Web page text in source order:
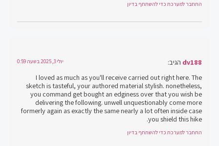
התחבר למערכת כדי להשתתף בדיון
dv188 הגיב: יולי 3, 2025 בשעה 0:59
I loved as much as you'll receive carried out right here. The
sketch is tasteful, your authored material stylish. nonetheless,
you command get bought an edginess over that you wish be
delivering the following. unwell unquestionably come more
formerly again as exactly the same nearly a lot often inside case
you shield this hike.
התחבר למערכת כדי להשתתף בדיון